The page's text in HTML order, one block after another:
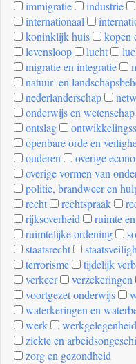
immigratie
industrie
internationaal
koninklijk huis
kopen
levensloop
lucht
migratie en integratie
natuur- en
nederlanderschap
onderwijs en wetenschap
ontslag
openbare orde en
ouderen
overige
overige vormen van
politie, brandweer en
recht
rechtspraak
rijksoverheid
ruimte
ruimtelijke ordening
staatsrecht
terrorisme
tijdelijk
verkeer
verzekeringen
voortgezet onderwijs
waterkeringen en
werk
werkgelegenheid
ziekte en
zorg en gezondheid